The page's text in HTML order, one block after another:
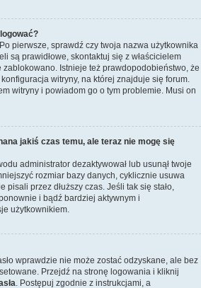
pierwsze, sprawdź czy twoja nazwa użytkownika
są prawidłowe, skontaktuj się z właścicielem
zablokowano. Istnieje też prawdopodobieństwo, że
witryny, na której znajduje się forum.
witryny i powiadom go o tym problemie. Musi on
jakiś czas temu, ale teraz nie mogę się
administrator dezaktywował lub usunął twoje
rozmiar bazy danych, cyklicznie usuwa
pisali przez dłuższy czas. Jeśli tak się stało,
i bądź bardziej aktywnym i
użytkownikiem.
wprawdzie nie może zostać odzyskane, ale bez
Przejdź na stronę logowania i kliknij
. Postępuj zgodnie z instrukcjami, a